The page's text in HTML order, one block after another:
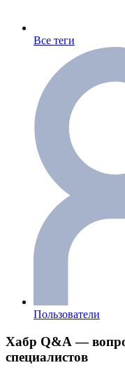
Все теги
Пользователи
Хабр Q&A —
специалистов